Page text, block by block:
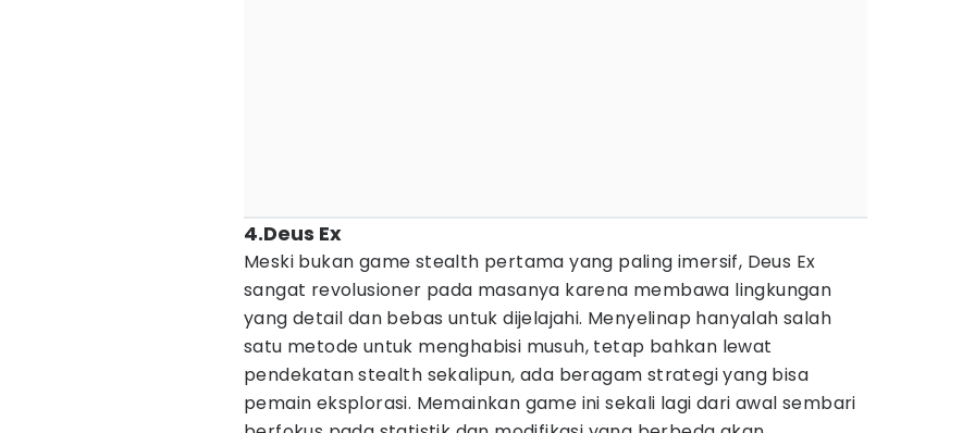
4.Deus Ex
Meski bukan game stealth pertama yang paling imersif, Deus Ex
sangat revolusioner pada masanya karena membawa lingkungan
yang detail dan bebas untuk dijelajahi. Menyelinap hanyalah salah
satu metode untuk menghabisi musuh, tetap bahkan lewat
pendekatan stealth sekalipun, ada beragam strategi yang bisa
pemain eksplorasi. Memainkan game ini sekali lagi dari awal sembari